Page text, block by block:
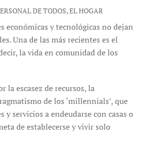
DE TODOS, EL HOGAR
económicas y tecnológicas no dejan
Una de las más recientes es el
la vida en comunidad de los
la escasez de recursos, la
de los ‘millennials’, que
y servicios a endeudarse con casas o
de establecerse y vivir solo